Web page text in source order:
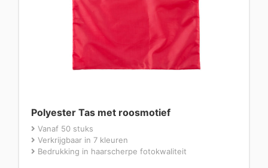
Polyester Tas met roosmotief
Vanaf 50 stuks
Verkrijgbaar in 7 kleuren
Bedrukking in haarscherpe fotokwaliteit